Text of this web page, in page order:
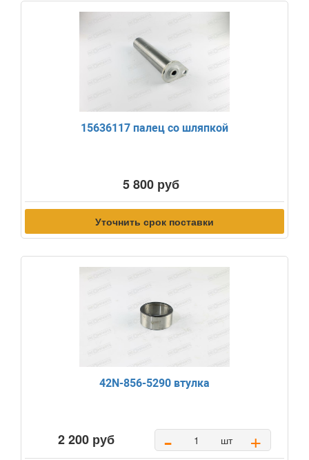
15636117 палец со шляпкой
5 800 руб
Уточнить срок поставки
42N-856-5290 втулка
2 200 руб - шт +